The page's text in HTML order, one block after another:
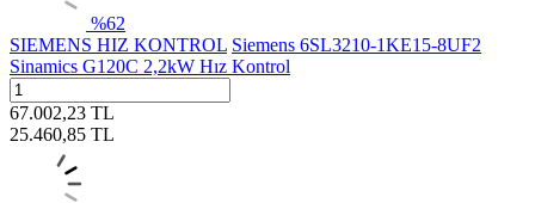
%62
SIEMENS HIZ KONTROL Siemens 6SL3210-1KE15-8UF2
Sinamics G120C 2,2kW Hız Kontrol
67.002,23 TL
25.460,85 TL